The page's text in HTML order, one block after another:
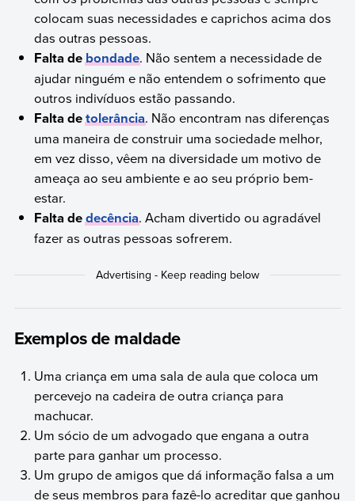
colocam suas necessidades e caprichos acima dos
das outras pessoas.
Falta debondade. Não sentem a necessidade de
ajudar ninguém e não entendem o sofrimento que
outros indivíduos estão passando.
Falta detolerância. Não encontram nas diferenças
uma maneira de construir uma sociedade melhor,
em vez disso, vêem na diversidade um motivo de
ameaça ao seu ambiente e ao seu próprio bem-
estar.
Falta dedecência. Acham divertido ou agradável
fazer as outras pessoas sofrerem.
Exemplos de maldade
Uma criança em uma sala de aula que coloca um
percevejo na cadeira de outra criança para
machucar.
Um sócio de um advogado que engana a outra
parte para ganhar um processo.
Um grupo de amigos que dá informação falsa a um
de seus membros para fazê-lo acreditar que ganhou